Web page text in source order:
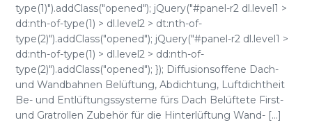
type(1)").addClass("opened"); jQuery("#panel-r2 dl.level1 >
dd:nth-of-type(1) > dl.level2 > dt:nth-of-
type(2)").addClass("opened"); jQuery("#panel-r2 dl.level1 >
dd:nth-of-type(1) > dl.level2 > dd:nth-of-
type(2)").addClass("opened"); }); Diffusionsoffene Dach-
und Wandbahnen Belüftung, Abdichtung, Luftdichtheit
Be- und Entlüftungssysteme fürs Dach Belüftete First-
und Gratrollen Zubehör für die Hinterlüftung Wand- [...]